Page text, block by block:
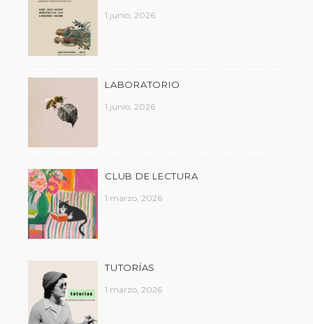
1 junio, 2026
LABORATORIO
1 junio, 2026
CLUB DE LECTURA
1 marzo, 2026
TUTORÍAS
1 marzo, 2026